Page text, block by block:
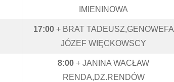
IMIENINOWA
17:00 + BRAT TADEUSZ,GENOWEFA
JÓZEF WIĘCKOWSCY
8:00 + JANINA WACŁAW
RENDA,DZ.RENDÓW